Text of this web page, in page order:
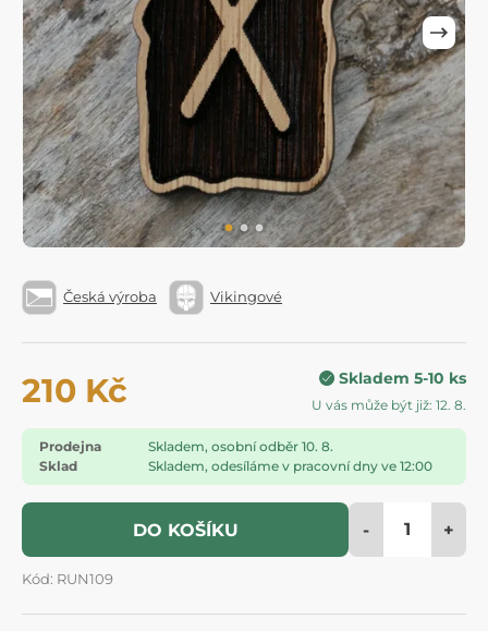
Česká výroba Vikingové
210 Kč Skladem 5-10 ks
U vás může být již: 12. 8.
Prodejna
Skladem, osobní odběr 10. 8.
Sklad
Skladem, odesíláme v pracovní dny ve 12:00
DO KOŠÍKU - +
Kód: RUN109